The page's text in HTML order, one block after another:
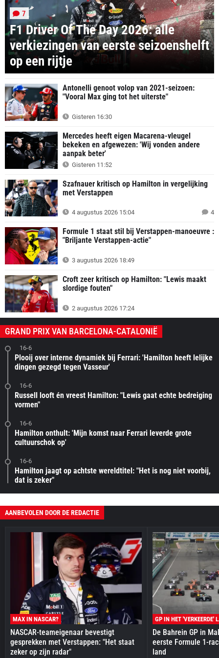
F1 Driver Of The Day 2026: alle
verkiezingen van eerste seizoenshelft
op een rijtje
7
Antonelli genoot volop van 2021-seizoen:
"Vooral Max ging tot het uiterste"
Gisteren 16:30
Mercedes heeft eigen Macarena-vleugel
bekeken en afgewezen: 'Wij vonden andere
aanpak beter'
Gisteren 11:52
Szafnauer kritisch op Hamilton in vergelijking
met Verstappen
4 augustus 2026 15:04 4
Formule 1 staat stil bij Verstappen-manoeuvre :
"Briljante Verstappen-actie"
3 augustus 2026 18:49
Croft zeer kritisch op Hamilton: "Lewis maakt
slordige fouten"
2 augustus 2026 17:24
GRAND PRIX VAN BARCELONA-CATALONIË
16-6
Plooij over interne dynamiek bij Ferrari: 'Hamilton heeft lelijke
dingen gezegd tegen Vasseur'
16-6
Russell looft én vreest Hamilton: "Lewis gaat echte bedreiging
vormen"
16-6
Hamilton onthult: 'Mijn komst naar Ferrari leverde grote
cultuurschok op'
16-6
Hamilton jaagt op achtste wereldtitel: "Het is nog niet voorbij,
dat is zeker"
AANBEVOLEN DOOR DE REDACTIE
MAX IN NASCAR?
NASCAR-teameigenaar bevestigt
gesprekken met Verstappen: "Het staat
zeker op zijn radar"
GP IN HET 'VERKEERDE'
De Bahrein GP in
eerste Formule 1-
land